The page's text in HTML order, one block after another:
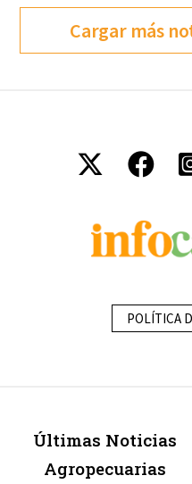
Cargar más
POLÍTICA
Últimas Noticias
Agropecuarias